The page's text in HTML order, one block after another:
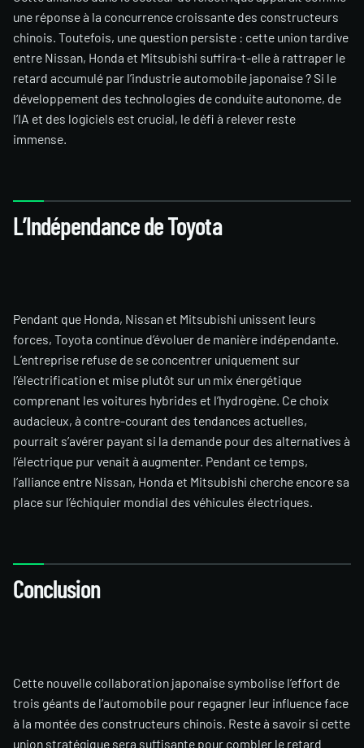
une réponse à la concurrence croissante des constructeurs
chinois. Toutefois, une question persiste : cette union tardive
entre Nissan, Honda et Mitsubishi suffira-t-elle à rattraper le
retard accumulé par l’industrie automobile japonaise ? Si le
développement des technologies de conduite autonome, de
l’IA et des logiciels est crucial, le défi à relever reste
immense.
L’Indépendance de Toyota
Pendant que Honda, Nissan et Mitsubishi unissent leurs
forces, Toyota continue d’évoluer de manière indépendante.
L’entreprise refuse de se concentrer uniquement sur
l’électrification et mise plutôt sur un mix énergétique
comprenant les voitures hybrides et l’hydrogène. Ce choix
audacieux, à contre-courant des tendances actuelles,
pourrait s’avérer payant si la demande pour des alternatives à
l’électrique pur venait à augmenter. Pendant ce temps,
l’alliance entre Nissan, Honda et Mitsubishi cherche encore sa
place sur l’échiquier mondial des véhicules électriques.
Conclusion
Cette nouvelle collaboration japonaise symbolise l’effort de
trois géants de l’automobile pour regagner leur influence face
à la montée des constructeurs chinois. Reste à savoir si cette
union stratégique sera suffisante pour combler le retard